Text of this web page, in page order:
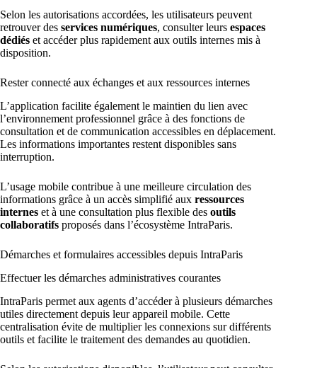
Selon les autorisations accordées, les utilisateurs peuvent
retrouver des services numériques, consulter leurs espaces
dédiés et accéder plus rapidement aux outils internes mis à
disposition.
Rester connecté aux échanges et aux ressources internes
L’application facilite également le maintien du lien avec
l’environnement professionnel grâce à des fonctions de
consultation et de communication accessibles en déplacement.
Les informations importantes restent disponibles sans
interruption.
L’usage mobile contribue à une meilleure circulation des
informations grâce à un accès simplifié aux ressources
internes et à une consultation plus flexible des outils
collaboratifs proposés dans l’écosystème IntraParis.
Démarches et formulaires accessibles depuis IntraParis
Effectuer les démarches administratives courantes
IntraParis permet aux agents d’accéder à plusieurs démarches
utiles directement depuis leur appareil mobile. Cette
centralisation évite de multiplier les connexions sur différents
outils et facilite le traitement des demandes au quotidien.